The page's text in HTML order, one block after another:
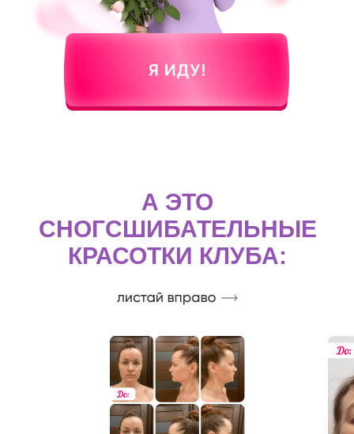
А ЭТО
СНОГСШИБАТЕЛЬНЫЕ
КРАСОТКИ КЛУБА: